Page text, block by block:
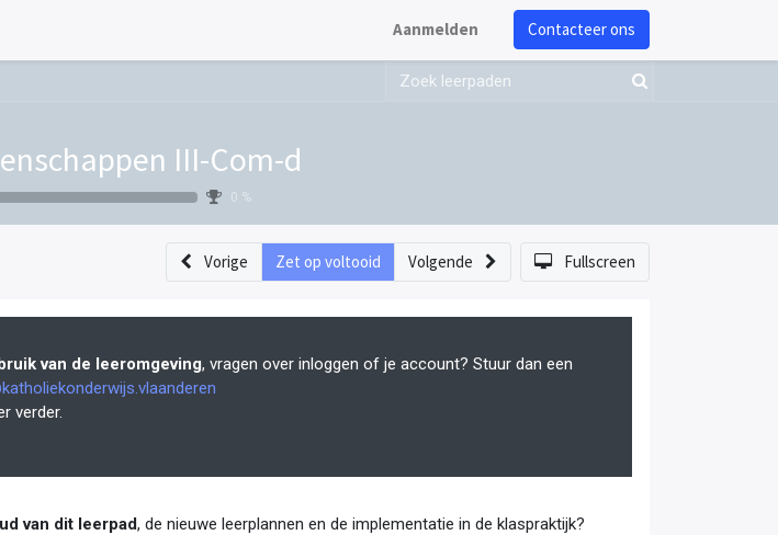
Aanmelden Contacteer ons
III-Com-d
0 %
Vorige Zet op voltooid Volgende Fullscreen
van de leeromgeving, vragen over inloggen of je account? Stuur dan een
verder.
van dit leerpad, de nieuwe leerplannen en de implementatie in de klaspraktijk?